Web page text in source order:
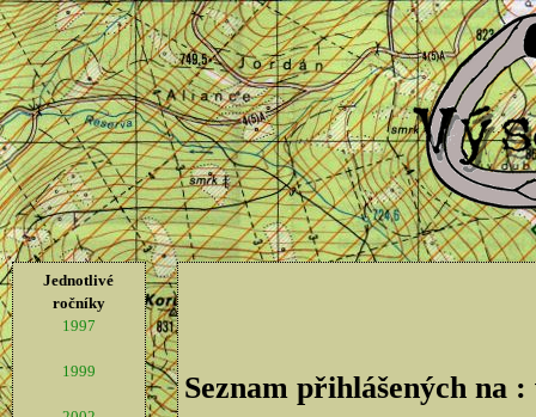
Jednotlivé
ročníky
1997
1999 Seznam přihlášených na